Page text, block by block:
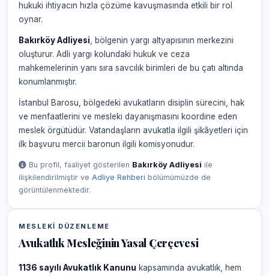
hukuki ihtiyacın hızla çözüme kavuşmasında etkili bir rol
oynar.
Bakırköy Adliyesi , bölgenin yargı altyapısının merkezini
oluşturur. Adli yargı kolundaki hukuk ve ceza
mahkemelerinin yanı sıra savcılık birimleri de bu çatı altında
konumlanmıştır.
İstanbul Barosu, bölgedeki avukatların disiplin sürecini, hak
ve menfaatlerini ve mesleki dayanışmasını koordine eden
meslek örgütüdür. Vatandaşların avukatla ilgili şikâyetleri için
ilk başvuru mercii baronun ilgili komisyonudur.
Bu profil, faaliyet gösterilen Bakırköy Adliyesi ile
ilişkilendirilmiştir ve Adliye Rehberi bölümümüzde de
görüntülenmektedir.
MESLEKI DÜZENLEME
Avukatlık Mesleğinin Yasal Çerçevesi
1136 sayılı Avukatlık Kanunu kapsamında avukatlık, hem